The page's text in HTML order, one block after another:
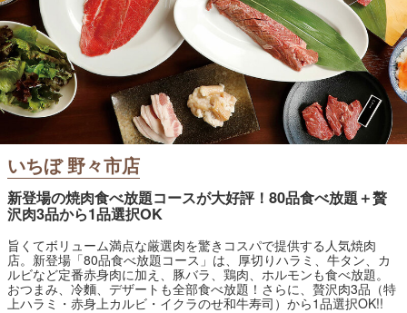
いちぼ 野々市店
新登場の焼肉食べ放題コースが大好評！80品食べ放題＋贅
沢肉3品から1品選択OK
旨くてボリューム満点な厳選肉を驚きコスパで提供する人気焼肉
店。新登場「80品食べ放題コース」は、厚切りハラミ、牛タン、カ
ルビなど定番赤身肉に加え、豚バラ、鶏肉、ホルモンも食べ放題。
おつまみ、冷麵、デザートも全部食べ放題！さらに、贅沢肉3品（特
上ハラミ・赤身上カルビ・イクラのせ和牛寿司）から1品選択OK!!